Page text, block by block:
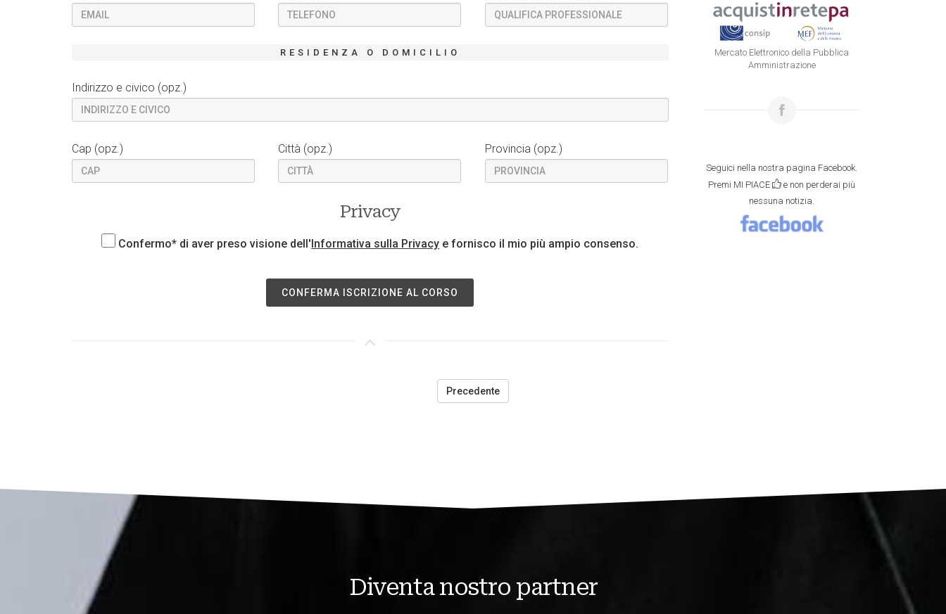
RESIDENZA O DOMICILIO
Indirizzo e civico (opz.)
Cap (opz.) Città (opz.) Provincia (opz.)
Privacy
Confermo* di aver preso visione dell'Informativa sulla Privacy e fornisco il mio più ampio consenso.
CONFERMA ISCRIZIONE AL CORSO
Mercato Elettronico della Pubblica
Amministrazione
Seguici nella nostra pagina Facebook.
Premi MI PIACE
e non perderai più
nessuna notizia.
Precedente
Diventa nostro partner